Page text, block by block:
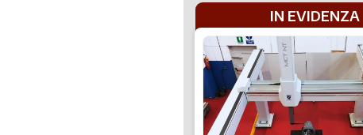
IN EVIDENZA